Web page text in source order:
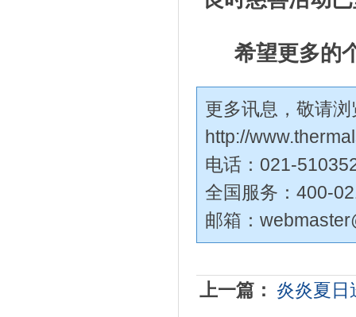
希望更多的
更多讯息，敬请浏
http://
电话：021-
全国服务：400-
邮箱：
上一篇： 炎炎夏